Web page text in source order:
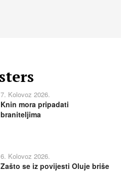
7. Kolovoz 2026.
Knin mora pripadati
braniteljima
6. Kolovoz 2026.
Zašto se iz povijesti Oluje briše